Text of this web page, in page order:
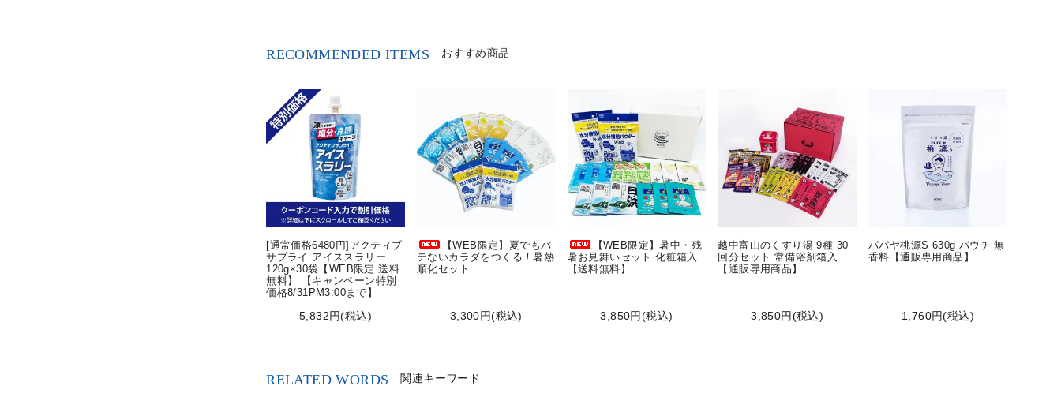
RECOMMENDED ITEMS おすすめ商品
[通常価格6480円]アクティブ
サプライ アイススラリー
120g×30袋【WEB限定 送料
無料】 【キャンペーン特別
価格8/31PM3:00まで】
5,832円(税込)
【WEB限定】夏でもバ
テないカラダをつくる！暑熱
順化セット
3,300円(税込)
【WEB限定】暑中・残
暑お見舞いセット 化粧箱入
【送料無料】
3,850円(税込)
越中富山のくすり湯 9種 30
回分セット 常備浴剤箱入
【通販専用商品】
3,850円(税込)
パパヤ桃源S 630g パウチ 無
香料【通販専用商品】
1,760円(税込)
RELATED WORDS 関連キーワード